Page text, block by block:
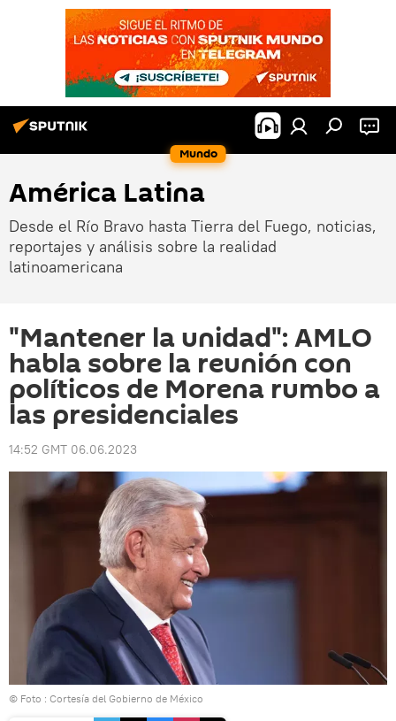
Mundo
América Latina
Desde el Río Bravo hasta Tierra del Fuego, noticias,
reportajes y análisis sobre la realidad
latinoamericana
"Mantener la unidad": AMLO
habla sobre la reunión con
políticos de Morena rumbo a
las presidenciales
14:52 GMT 06.06.2023
© Foto : Cortesía del Gobierno de México